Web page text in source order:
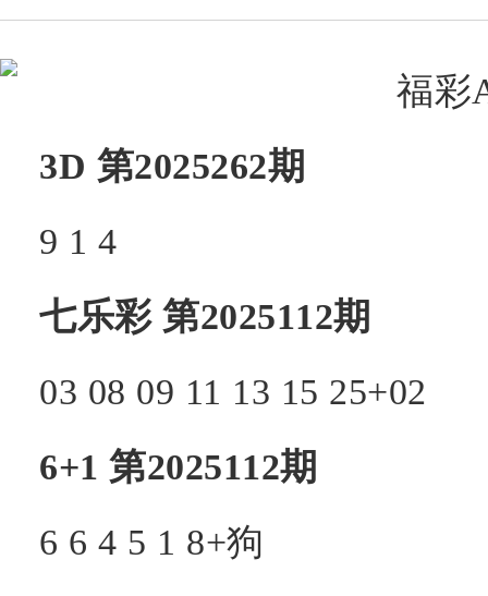
3D 第2025262期
9 1 4
七乐彩 第2025112期
03 08 09 11 13 15 25+02
6+1 第2025112期
6 6 4 5 1 8+狗